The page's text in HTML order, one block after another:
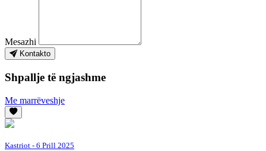
Mesazhi
Kontakto
Shpallje të ngjashme
Me marrëveshje
Kastriot - 6 Prill 2025